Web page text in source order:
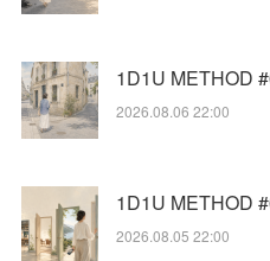
1D1U METHOD
2026.08.06 22:00
1D1U METHOD
2026.08.05 22:00